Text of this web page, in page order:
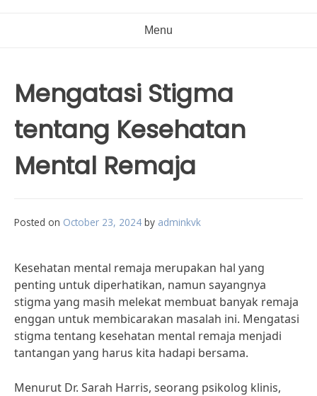
Menu
Mengatasi Stigma
tentang Kesehatan
Mental Remaja
Posted on October 23, 2024 by adminkvk
Kesehatan mental remaja merupakan hal yang
penting untuk diperhatikan, namun sayangnya
stigma yang masih melekat membuat banyak remaja
enggan untuk membicarakan masalah ini. Mengatasi
stigma tentang kesehatan mental remaja menjadi
tantangan yang harus kita hadapi bersama.
Menurut Dr. Sarah Harris, seorang psikolog klinis,